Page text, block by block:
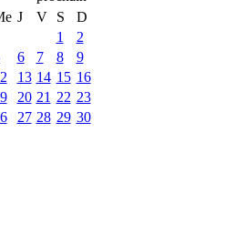
J V S
D
1
2
6 7 8
9
13 14 15 16
20 21 22 23
27 28 29 30